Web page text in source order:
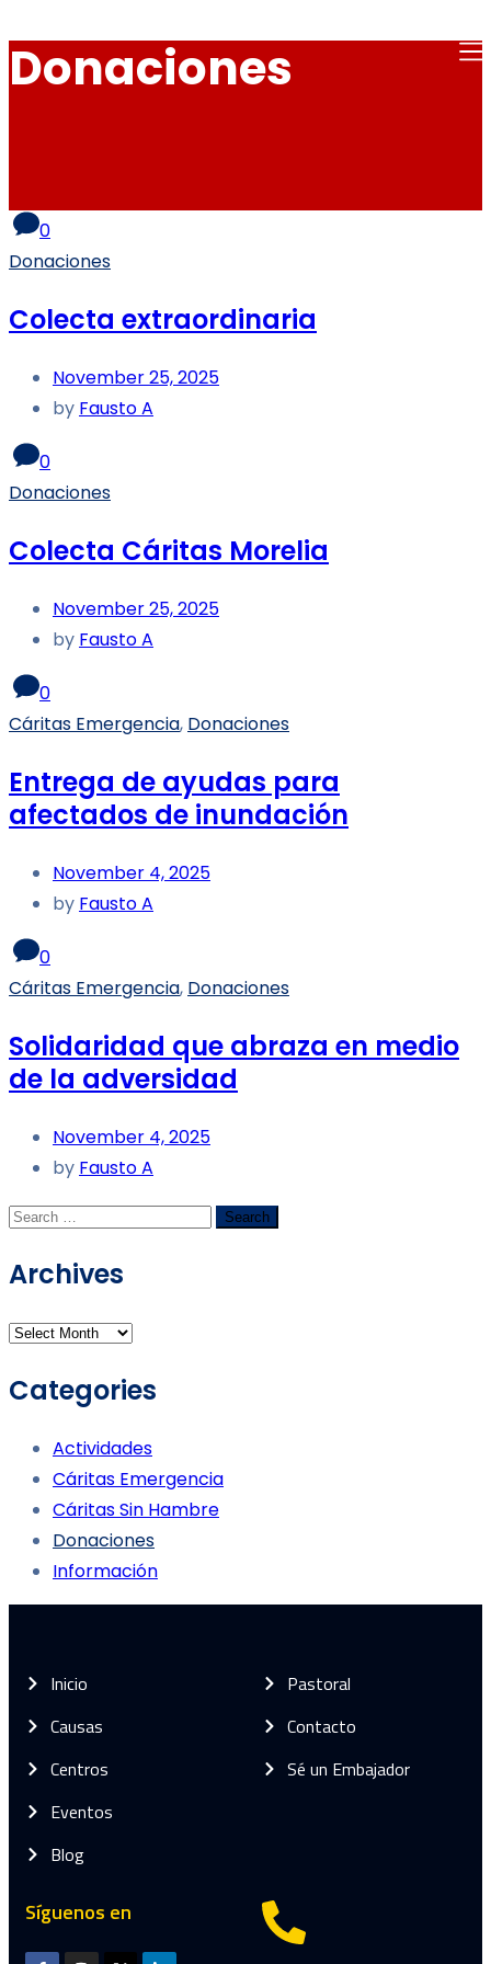
Donaciones
0
Donaciones
Colecta extraordinaria
November 25, 2025
by Fausto A
0
Donaciones
Colecta Cáritas Morelia
November 25, 2025
by Fausto A
0
Cáritas Emergencia, Donaciones
Entrega de ayudas para
afectados de inundación
November 4, 2025
by Fausto A
0
Cáritas Emergencia, Donaciones
Solidaridad que abraza en medio
de la adversidad
November 4, 2025
by Fausto A
Archives
Categories
Actividades
Cáritas Emergencia
Cáritas Sin Hambre
Donaciones
Información
Inicio
Causas
Centros
Eventos
Blog
Pastoral
Contacto
Sé un Embajador
Síguenos en